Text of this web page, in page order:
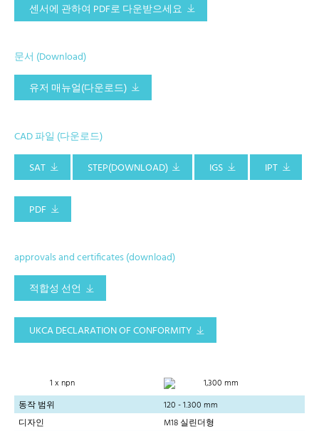
센서에 관하여 PDF로 다운받으세요
문서 (Download)
유저 매뉴얼(다운로드)
CAD 파일 (다운로드)
SAT
STEP(DOWNLOAD) IGS IPT
PDF
approvals and certificates (download)
적합성 선언
UKCA DECLARATION OF CONFORMITY
1 x npn
1,300 mm
동작 범위
120 - 1.300 mm
디자인
M18 실린더형